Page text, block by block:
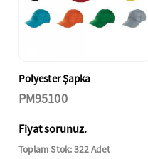
Polyester Şapka
PM95100
Fiyat sorunuz.
Toplam Stok: 322 Adet